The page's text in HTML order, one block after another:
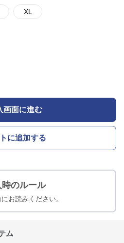
XL
画面に進む
に追加する
時のルール
お読みください。
ム